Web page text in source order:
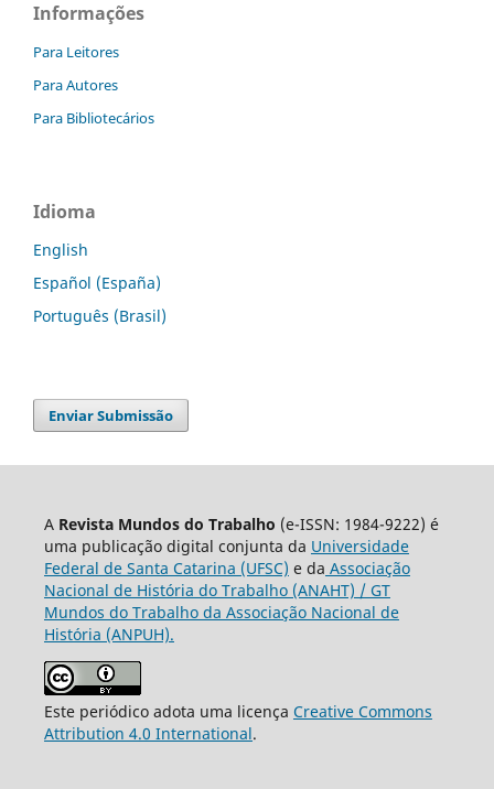
Informações
Para Leitores
Para Autores
Para Bibliotecários
Idioma
English
Español (España)
Português (Brasil)
Enviar Submissão
A Revista Mundos do Trabalho (e-ISSN: 1984-9222) é
uma publicação digital conjunta da Universidade
Federal de Santa Catarina (UFSC) e da Associação
Nacional de História do Trabalho (ANAHT) / GT
Mundos do Trabalho da Associação Nacional de
História (ANPUH).
Este periódico adota uma licença Creative Commons
Attribution 4.0 International.